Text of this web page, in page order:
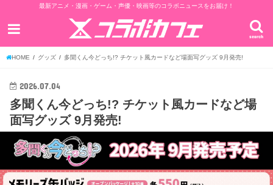
最新アニメ・漫画・ゲーム・声優・映画等のコラボニュースをお届け！
search
HOME グッズ 多聞くん今どっち!? チケット風カードなど場面写グッズ 9月発売!
2026.07.04
多聞くん今どっち!? チケット風カードなど場
面写グッズ 9月発売!